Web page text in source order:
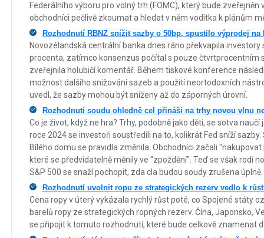
Federálního výboru pro volný trh (FOMC), který bude
obchodníci pečlivě zkoumat a hledat v něm vodítka k plánům
Rozhodnutí RBNZ snížit sazby o 50bp. spustilo výprodej na
Novozélandská centrální banka dnes ráno překvapila
procenta, zatímco konsenzus počítal s pouze čtvrtprocentním
zveřejnila holubičí komentář. Během tiskové konference
možnost dalšího snižování sazeb a použití neortodoxních
uvedl, že sazby mohou být sníženy až do záporných úrovní.
Rozhodnutí soudu ohledně cel přináší na trhy novou vlnu
Co je život, když ne hra? Trhy, podobně jako děti, se sotva
roce 2024 se investoři soustředili na to, kolikrát Fed sníží
Bílého domu se pravidla změnila. Obchodníci začali
které se předvídatelně měnily ve "zpoždění". Teď se však rodí
S&P 500 se snaží pochopit, zda cla budou soudy zrušena úplně.
Rozhodnutí uvolnit ropu ze strategických rezerv vedlo k
Cena ropy v úterý vykázala rychlý růst poté, co Spojené státy
barelů ropy ze strategických ropných rezerv. Čína, Japonsko,
se připojit k tomuto rozhodnutí, které bude celkově znamenat